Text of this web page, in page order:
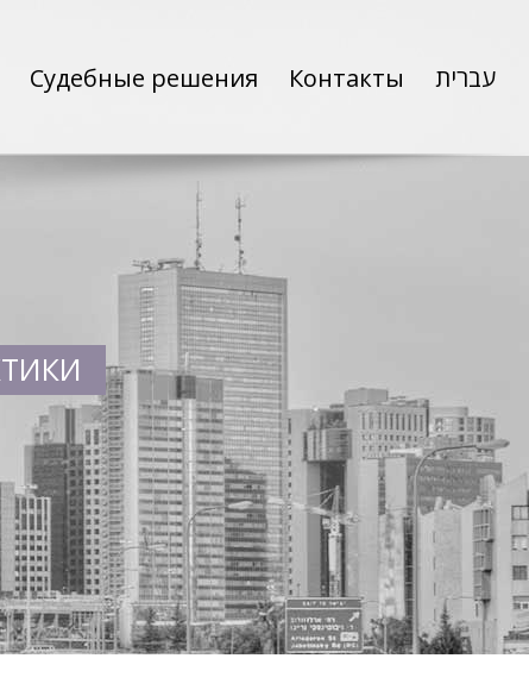
Судебные решения Контакты עברית